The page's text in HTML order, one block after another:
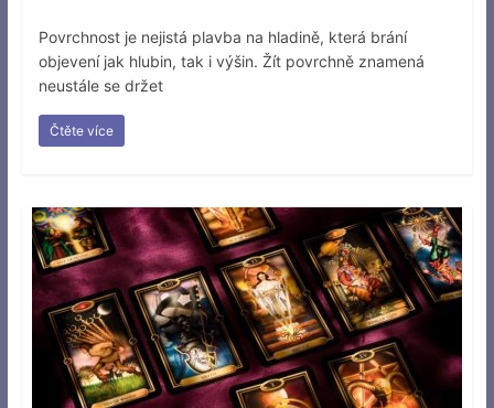
Povrchnost je nejistá plavba na hladině, která brání
objevení jak hlubin, tak i výšin. Žít povrchně znamená
neustále se držet
Čtěte více